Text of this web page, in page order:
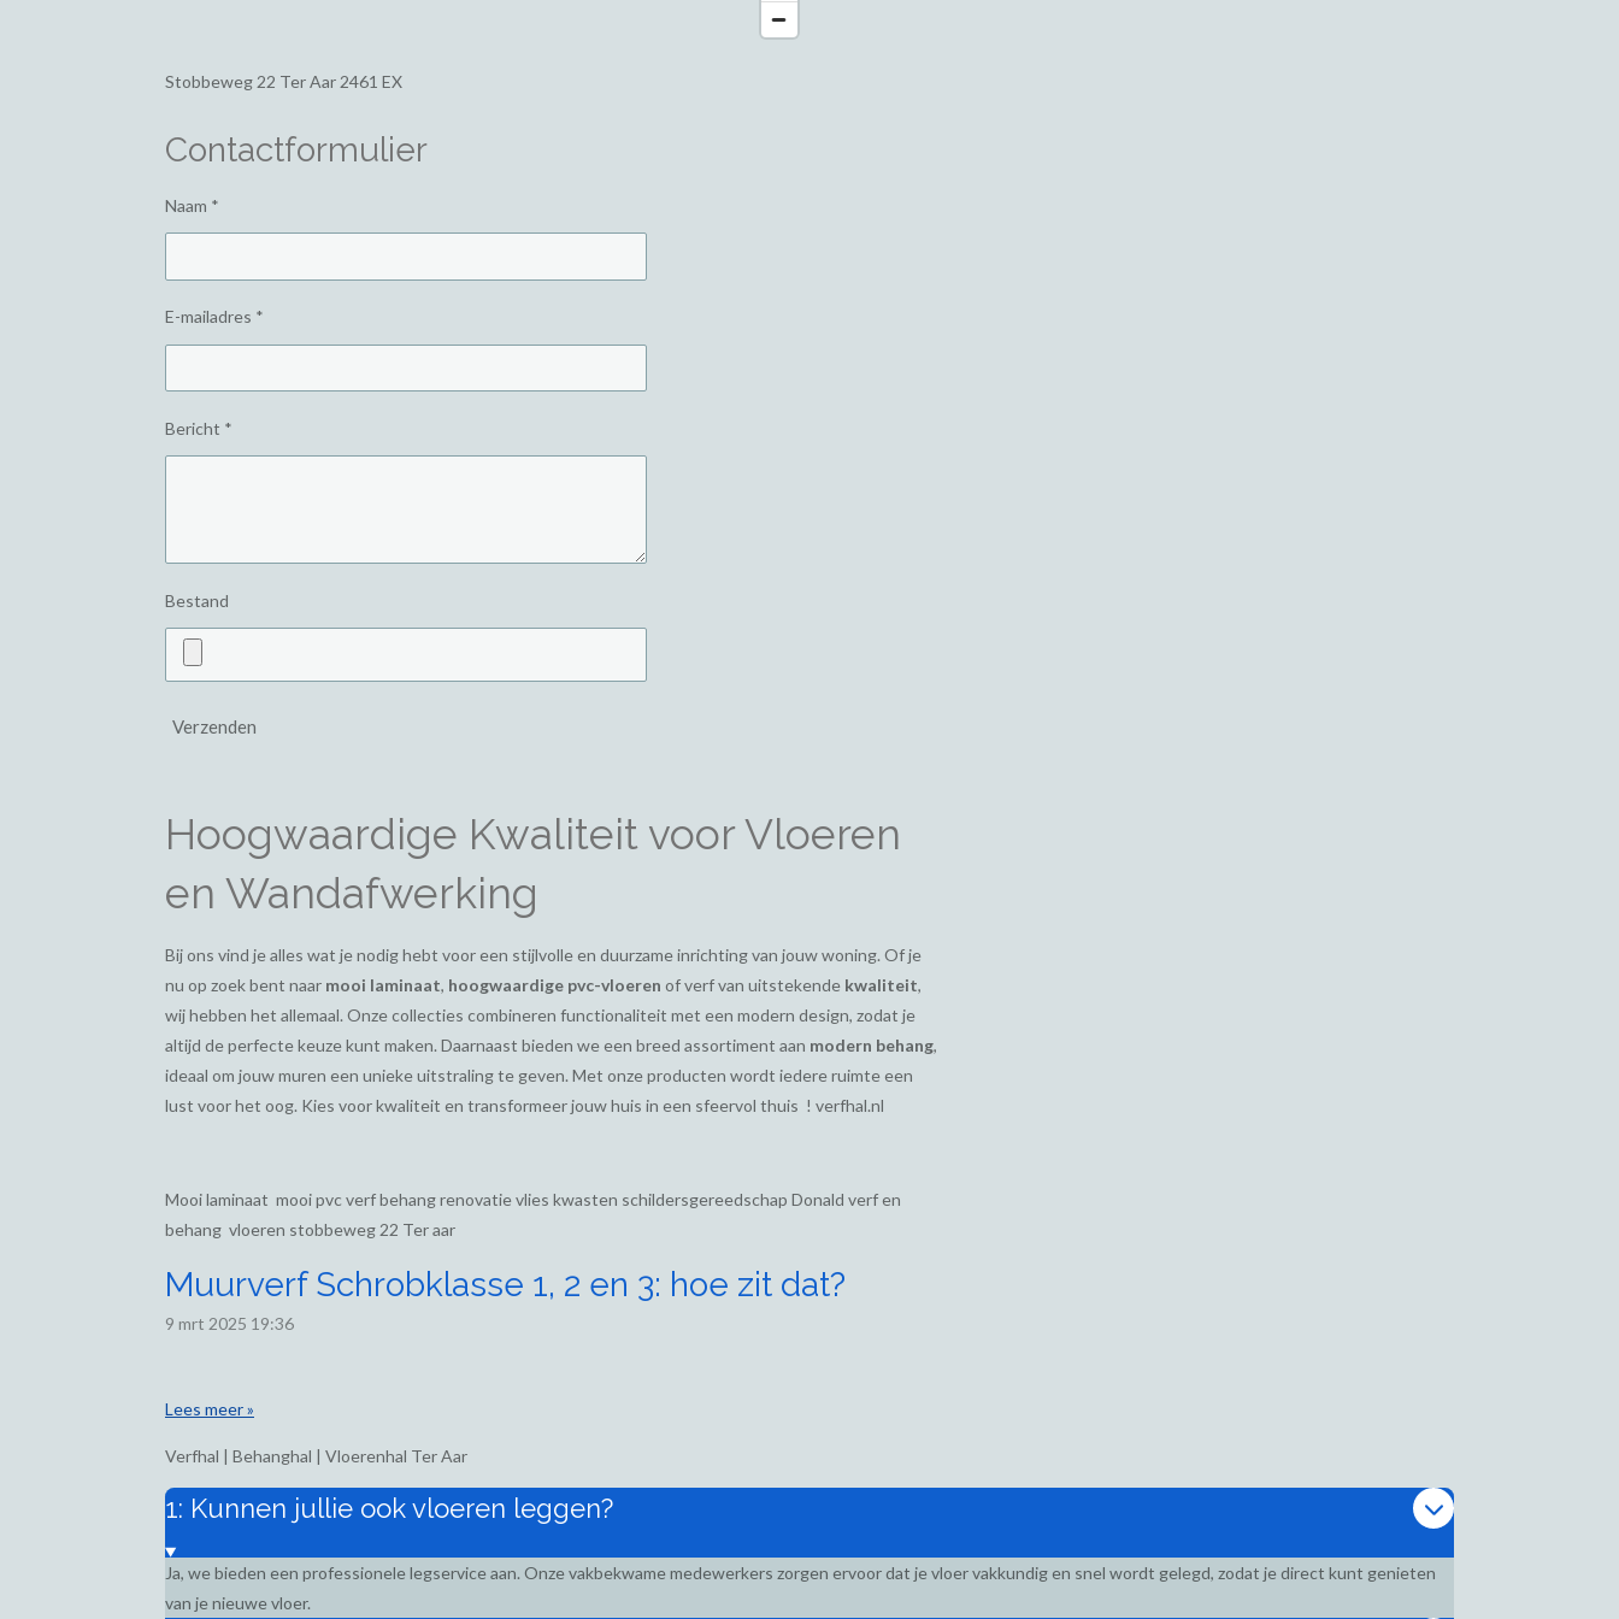
Stobbeweg 22 Ter Aar 2461 EX
Contactformulier
Naam *
E-mailadres *
Bericht *
Bestand
Verzenden
Hoogwaardige Kwaliteit voor Vloeren
en Wandafwerking
Bij ons vind je alles wat je nodig hebt voor een stijlvolle en duurzame inrichting van jouw woning. Of je
nu op zoek bent naar mooi laminaat, hoogwaardige pvc-vloeren of verf van uitstekende kwaliteit,
wij hebben het allemaal. Onze collecties combineren functionaliteit met een modern design, zodat je
altijd de perfecte keuze kunt maken. Daarnaast bieden we een breed assortiment aan modern behang,
ideaal om jouw muren een unieke uitstraling te geven. Met onze producten wordt iedere ruimte een
lust voor het oog. Kies voor kwaliteit en transformeer jouw huis in een sfeervol thuis ! verfhal.nl
Mooi laminaat mooi pvc verf behang renovatie vlies kwasten schildersgereedschap Donald verf en
behang vloeren stobbeweg 22 Ter aar
Muurverf Schrobklasse 1, 2 en 3: hoe zit dat?
9 mrt 2025 19:36
Lees meer »
Verfhal | Behanghal | Vloerenhal Ter Aar
1: Kunnen jullie ook vloeren leggen?
Ja, we bieden een professionele legservice aan. Onze vakbekwame medewerkers zorgen ervoor dat je vloer vakkundig en snel wordt gelegd, zodat je direct kunt genieten
van je nieuwe vloer.